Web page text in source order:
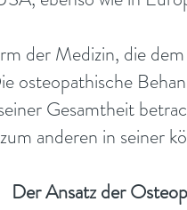
der Medizin, die
osteopathische
Gesamtheit
anderen in seiner
Der Ansatz der